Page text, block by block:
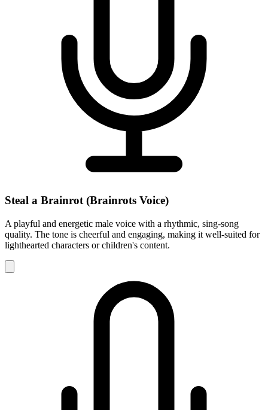
Steal a Brainrot (Brainrots Voice)
A playful and energetic male voice with a rhythmic, sing-song
quality. The tone is cheerful and engaging, making it well-suited for
lighthearted characters or children's content.